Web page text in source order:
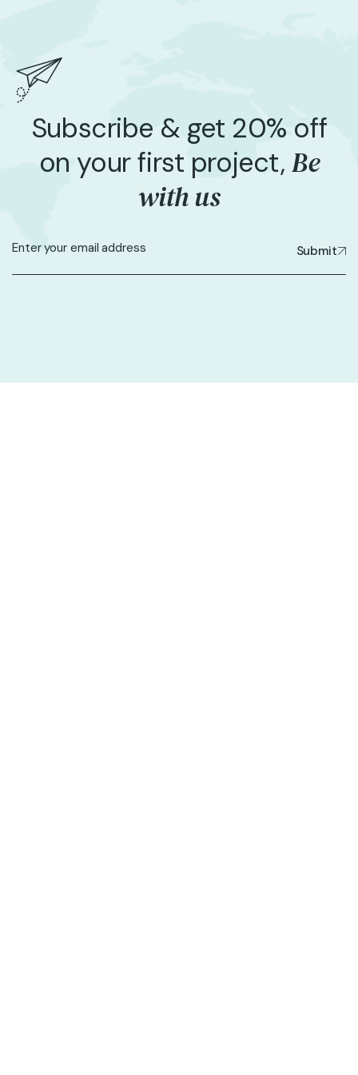
Subscribe & get 20% off
on your first project,Be
with us
Submit